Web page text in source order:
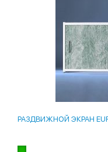
РАЗДВИЖНОЙ ЭКРАН